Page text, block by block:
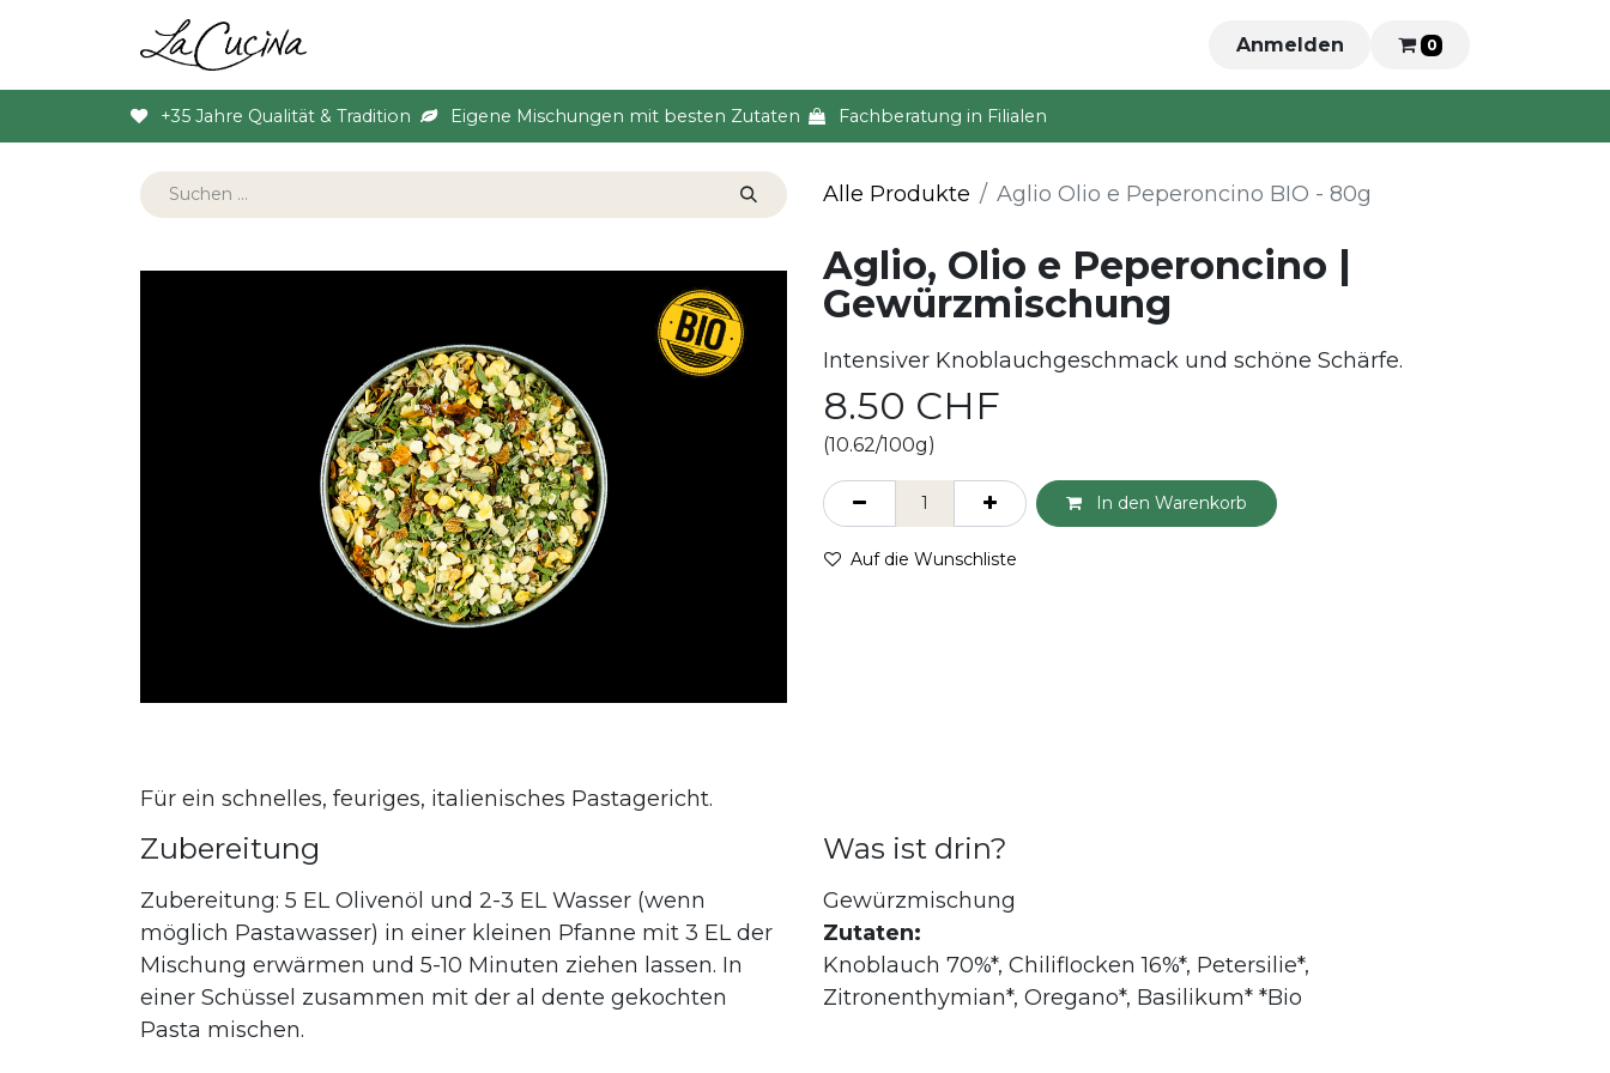
Anmelden 0
+35 Jahre Qualität & Tradition Eigene Mischungen mit besten Zutaten Fachberatung in Filialen
Alle Produkte Aglio Olio e Peperoncino BIO - 80g
Aglio, Olio e Peperoncino |
Gewürzmischung
Intensiver Knoblauchgeschmack und schöne Schärfe.
8.50 CHF
(10.62/100g)
In den Warenkorb
Auf die Wunschliste
Für ein schnelles, feuriges, italienisches Pastagericht.
Zubereitung
Zubereitung: 5 EL Olivenöl und 2-3 EL Wasser (wenn
möglich Pastawasser) in einer kleinen Pfanne mit 3 EL der
Mischung erwärmen und 5-10 Minuten ziehen lassen. In
einer Schüssel zusammen mit der al dente gekochten
Pasta mischen.
Was ist drin?
Gewürzmischung
Zutaten:
Knoblauch 70%*, Chiliflocken 16%*, Petersilie*,
Zitronenthymian*, Oregano*, Basilikum* *Bio